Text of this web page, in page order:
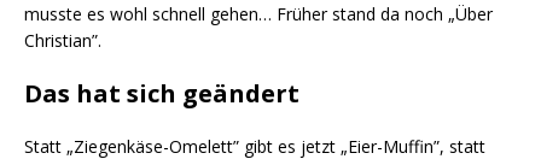
muss­te es wohl schnell gehen… Frü­her stand da noch „Über
Christian”.
Das hat sich geändert
Statt „Zie­gen­kä­se-Ome­lett” gibt es jetzt „Eier-Muf­fin”, statt